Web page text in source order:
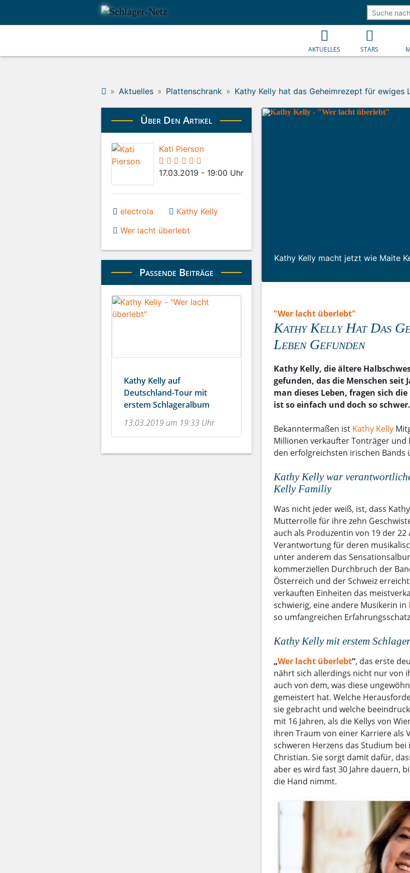
Aktuelles Plattenschrank Kathy Kelly hat das Geheimrezept für ewiges
Kathy Kelly macht jetzt wie Maite
"Wer lacht überlebt"
Kathy Kelly Hat Das
Leben Gefunden
Kathy Kelly, die ältere
gefunden, das die Menschen
man dieses Leben, fragen sich
ist so einfach und doch so schwer.
Bekanntermaßen ist Kathy Kelly
Millionen verkaufter Tonträger
den erfolgreichsten irischen Bands
Kathy Kelly war
Kelly Familiy
Was nicht jeder weiß, ist, dass
Mutterrolle für ihre zehn
auch als Produzentin von 19 der 22
Verantwortung für deren
unter anderem das
kommerziellen Durchbruch der
Österreich und der Schweiz
verkauften Einheiten das
schwierig, eine andere Musikerin in
so umfangreichen
Kathy Kelly mit erstem
„Wer lacht überlebt“, das erste
nährt sich allerdings nicht nur von
auch von dem, was diese
gemeistert hat. Welche
sie gebracht und welche
mit 16 Jahren, als die Kellys von
ihren Traum von einer Karriere als
schweren Herzens das Studium
Christian. Sie sorgt damit dafür,
aber es wird fast 30 Jahre dauern,
die Hand nimmt.
Über Den Artikel
Kati Pierson
17.03.2019 - 19:00 Uhr
electrola
Kathy Kelly
Wer lacht überlebt
Passende Beiträge
Kathy Kelly auf
Deutschland-Tour mit
erstem Schlageralbum
13.03.2019 um 19:33 Uhr
AKTUELLES STARS